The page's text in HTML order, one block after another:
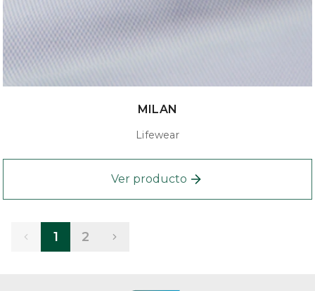
MILAN
Lifewear
Ver producto
1 2